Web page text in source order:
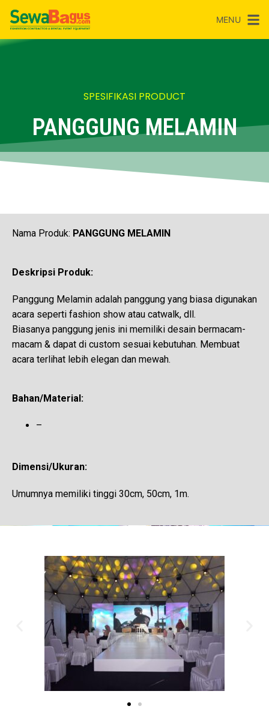
MENU
SPESIFIKASI PRODUCT
PANGGUNG MELAMIN
Nama Produk: PANGGUNG MELAMIN
Deskripsi Produk:
Panggung Melamin adalah panggung yang biasa digunakan
acara seperti fashion show atau catwalk, dll.
Biasanya panggung jenis ini memiliki desain bermacam-
macam & dapat di custom sesuai kebutuhan. Membuat
acara terlihat lebih elegan dan mewah.
Bahan/Material:
–
Dimensi/Ukuran:
Umumnya memiliki tinggi 30cm, 50cm, 1m.